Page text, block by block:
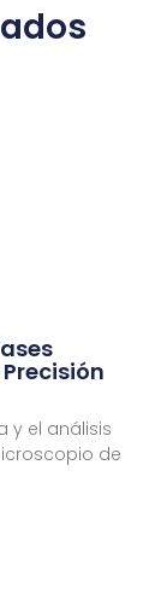
y el análisis
de